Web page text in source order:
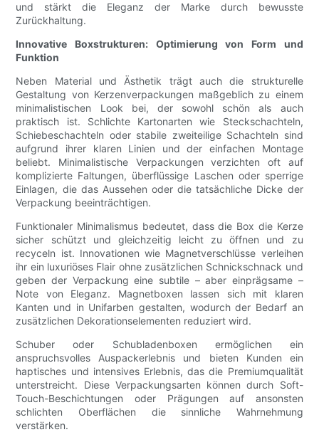
und stärkt die Eleganz der Marke durch bewusste
Zurückhaltung.
Innovative Boxstrukturen: Optimierung von Form und
Funktion
Neben Material und Ästhetik trägt auch die strukturelle
Gestaltung von Kerzenverpackungen maßgeblich zu einem
minimalistischen Look bei, der sowohl schön als auch
praktisch ist. Schlichte Kartonarten wie Steckschachteln,
Schiebeschachteln oder stabile zweiteilige Schachteln sind
aufgrund ihrer klaren Linien und der einfachen Montage
beliebt. Minimalistische Verpackungen verzichten oft auf
komplizierte Faltungen, überflüssige Laschen oder sperrige
Einlagen, die das Aussehen oder die tatsächliche Dicke der
Verpackung beeinträchtigen.
Funktionaler Minimalismus bedeutet, dass die Box die Kerze
sicher schützt und gleichzeitig leicht zu öffnen und zu
recyceln ist. Innovationen wie Magnetverschlüsse verleihen
ihr ein luxuriöses Flair ohne zusätzlichen Schnickschnack und
geben der Verpackung eine subtile – aber einprägsame –
Note von Eleganz. Magnetboxen lassen sich mit klaren
Kanten und in Unifarben gestalten, wodurch der Bedarf an
zusätzlichen Dekorationselementen reduziert wird.
Schuber oder Schubladenboxen ermöglichen ein
anspruchsvolles Auspackerlebnis und bieten Kunden ein
haptisches und intensives Erlebnis, das die Premiumqualität
unterstreicht. Diese Verpackungsarten können durch Soft-
Touch-Beschichtungen oder Prägungen auf ansonsten
schlichten Oberflächen die sinnliche Wahrnehmung
verstärken.